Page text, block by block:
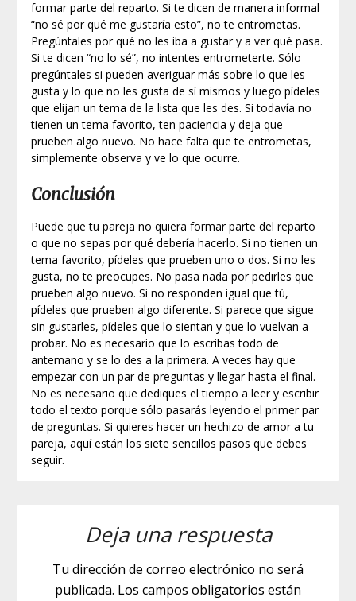
formar parte del reparto. Si te dicen de manera informal
“no sé por qué me gustaría esto”, no te entrometas.
Pregúntales por qué no les iba a gustar y a ver qué pasa.
Si te dicen “no lo sé”, no intentes entrometerte. Sólo
pregúntales si pueden averiguar más sobre lo que les
gusta y lo que no les gusta de sí mismos y luego pídeles
que elijan un tema de la lista que les des. Si todavía no
tienen un tema favorito, ten paciencia y deja que
prueben algo nuevo. No hace falta que te entrometas,
simplemente observa y ve lo que ocurre.
Conclusión
Puede que tu pareja no quiera formar parte del reparto
o que no sepas por qué debería hacerlo. Si no tienen un
tema favorito, pídeles que prueben uno o dos. Si no les
gusta, no te preocupes. No pasa nada por pedirles que
prueben algo nuevo. Si no responden igual que tú,
pídeles que prueben algo diferente. Si parece que sigue
sin gustarles, pídeles que lo sientan y que lo vuelvan a
probar. No es necesario que lo escribas todo de
antemano y se lo des a la primera. A veces hay que
empezar con un par de preguntas y llegar hasta el final.
No es necesario que dediques el tiempo a leer y escribir
todo el texto porque sólo pasarás leyendo el primer par
de preguntas. Si quieres hacer un hechizo de amor a tu
pareja, aquí están los siete sencillos pasos que debes
seguir.
Deja una respuesta
Tu dirección de correo electrónico no será
publicada. Los campos obligatorios están